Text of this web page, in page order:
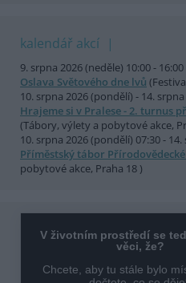
kalendář akcí
9. srpna 2026 (neděle) 10:00 - 16:00
Oslava Světového dne lvů
10. srpna 2026 (pondělí) - 14.
Hrajeme si v Pralese - 2. turnus
(Tábory, výlety a pobytové akce,
10. srpna 2026 (pondělí) 07:30 -
Příměstský tábor
pobytové akce, Praha 18 )